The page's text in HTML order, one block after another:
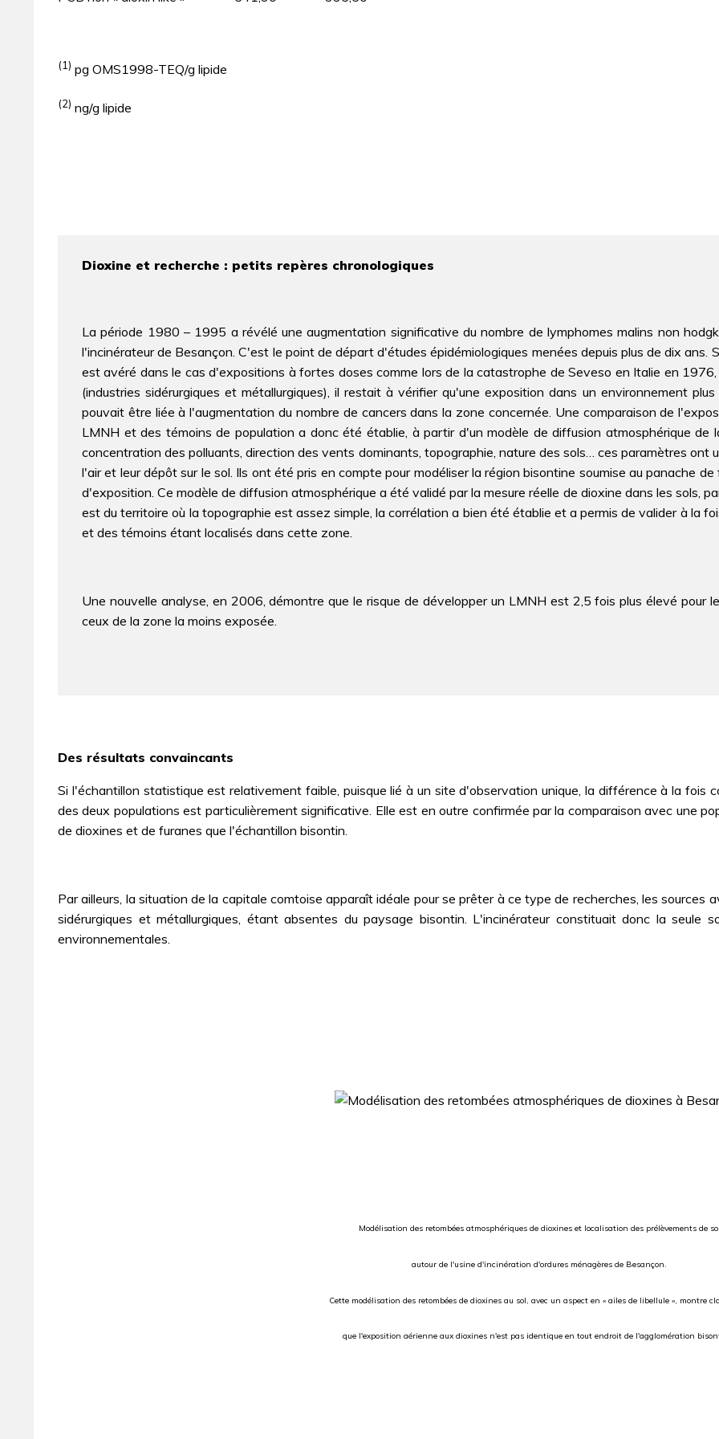
(1) pg OMS1998-TEQ/g lipide
(2) ng/g lipide
Dioxine et recherche : petits repères chronologiques
La période 1980 – 1995 a révélé une augmentation significative du nombre de lymphomes malins non
l'incinérateur de Besançon. C'est le point de départ d'études épidémiologiques menées depuis plus de dix ans.
est avéré dans le cas d'expositions à fortes doses comme lors de la catastrophe de Seveso en Italie en
(industries sidérurgiques et métallurgiques), il restait à vérifier qu'une exposition dans un environnement
pouvait être liée à l'augmentation du nombre de cancers dans la zone concernée. Une comparaison de
LMNH et des témoins de population a donc été établie, à partir d'un modèle de diffusion atmosphérique de
concentration des polluants, direction des vents dominants, topographie, nature des sols… ces paramètres ont
l'air et leur dépôt sur le sol. Ils ont été pris en compte pour modéliser la région bisontine soumise au panache
d'exposition. Ce modèle de diffusion atmosphérique a été validé par la mesure réelle de dioxine dans les sols,
est du territoire où la topographie est assez simple, la corrélation a bien été établie et a permis de valider à la
et des témoins étant localisés dans cette zone.
Une nouvelle analyse, en 2006, démontre que le risque de développer un LMNH est 2,5 fois plus élevé pour
ceux de la zone la moins exposée.
Des résultats convaincants
Si l'échantillon statistique est relativement faible, puisque lié à un site d'observation unique, la différence à la fois
des deux populations est particulièrement significative. Elle est en outre confirmée par la comparaison avec une
de dioxines et de furanes que l'échantillon bisontin.
Par ailleurs, la situation de la capitale comtoise apparaît idéale pour se prêter à ce type de recherches, les sources
sidérurgiques et métallurgiques, étant absentes du paysage bisontin. L'incinérateur constituait donc la seule
environnementales.
Modélisation des retombées atmosphériques de dioxines et localisation des prélèvements de
autour de l'usine d'incinération d'ordures ménagères de Besançon.
Cette modélisation des retombées de dioxines au sol, avec un aspect en « ailes de libellule », montre
que l'exposition aérienne aux dioxines n'est pas identique en tout endroit de l'agglomération